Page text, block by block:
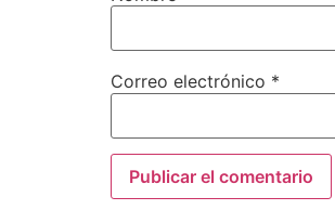
Correo electrónico *